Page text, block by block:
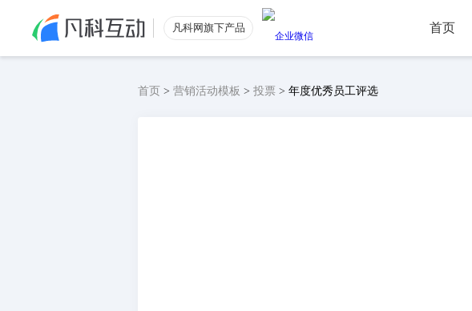
凡科网旗下产品 首页
首页 > 营销活动模板 > 投票 > 年度优秀员工评选